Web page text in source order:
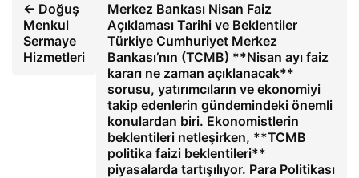
← Doğuş
Menkul
Sermaye
Hizmetleri
Merkez Bankası Nisan Faiz
Açıklaması Tarihi ve Beklentiler
Türkiye Cumhuriyet Merkez
Bankası’nın (TCMB) **Nisan ayı faiz
kararı ne zaman açıklanacak**
sorusu, yatırımcıların ve ekonomiyi
takip edenlerin gündemindeki önemli
konulardan biri. Ekonomistlerin
beklentileri netleşirken, **TCMB
politika faizi beklentileri**
piyasalarda tartışılıyor. Para Politikası